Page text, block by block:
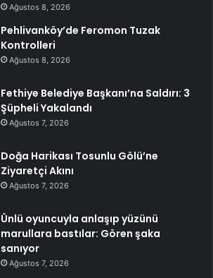
Ağustos 8, 2026
Pehlivanköy’de Feromon Tuzak
Kontrolleri
Ağustos 8, 2026
Fethiye Belediye Başkanı’na Saldırı: 3
Şüpheli Yakalandı
Ağustos 7, 2026
Doğa Harikası Tosunlu Gölü’ne
Ziyaretçi Akını
Ağustos 7, 2026
Ünlü oyuncuyla anlaşıp yüzünü
marullara bastılar: Gören şaka
sanıyor
Ağustos 7, 2026